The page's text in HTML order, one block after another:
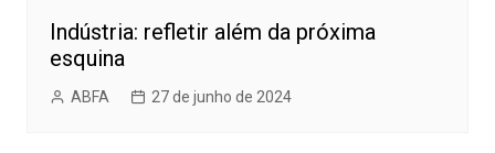
Indústria: refletir além da próxima
esquina
ABFA 27 de junho de 2024